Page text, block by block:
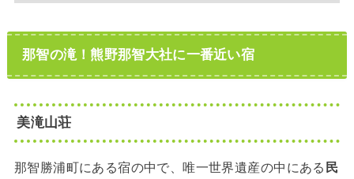
那智の滝！熊野那智大社に一番近い宿
美滝山荘
那智勝浦町にある宿の中で、唯一世界遺産の中にある 民